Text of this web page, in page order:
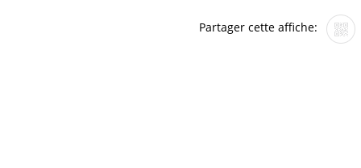
Partager cette affiche: